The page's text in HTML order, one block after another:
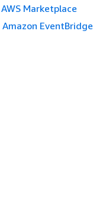
AWS Marketplace
Amazon EventBridge